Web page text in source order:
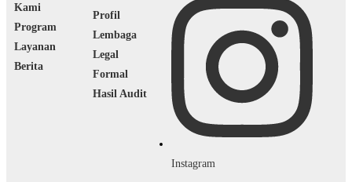
Kami
Program
Layanan
Berita
Profil
Lembaga
Legal
Formal
Hasil Audit
Instagram